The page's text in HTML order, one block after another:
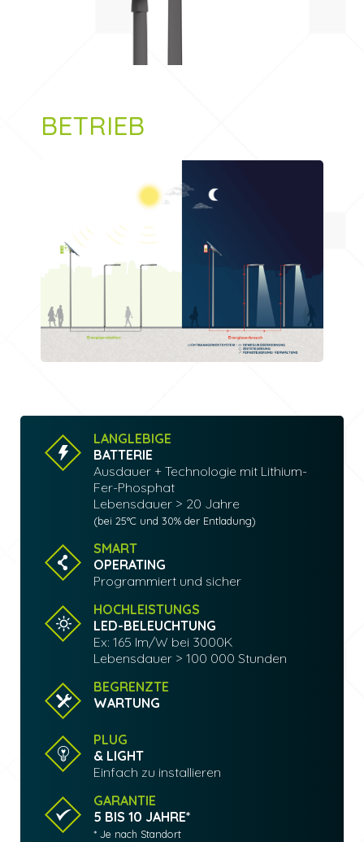
BETRIEB
LANGLEBIGE
BATTERIE
Ausdauer + Technologie mit Lithium-
Fer-Phosphat
Lebensdauer > 20 Jahre
(bei 25°C und 30% der Entladung)
SMART
OPERATING
Programmiert und sicher
HOCHLEISTUNGS
LED-BELEUCHTUNG
Ex: 165 lm/W bei 3000K
Lebensdauer > 100 000 Stunden
BEGRENZTE
WARTUNG
PLUG
& LIGHT
Einfach zu installieren
GARANTIE
5 BIS 10 JAHRE*
* Je nach Standort